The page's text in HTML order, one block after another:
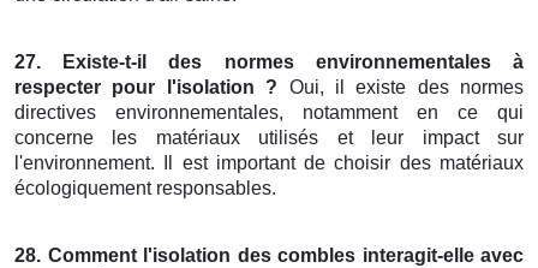
27. Existe-t-il des normes environnementales à
respecter pour l'isolation ? Oui, il existe des normes
directives environnementales, notamment en ce qui
concerne les matériaux utilisés et leur impact sur
l'environnement. Il est important de choisir des matériaux
écologiquement responsables.
28. Comment l'isolation des combles interagit-elle avec